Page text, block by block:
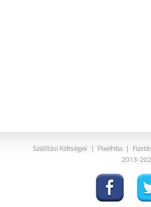
Szállítási Költségek | Pixelhiba |
2013-